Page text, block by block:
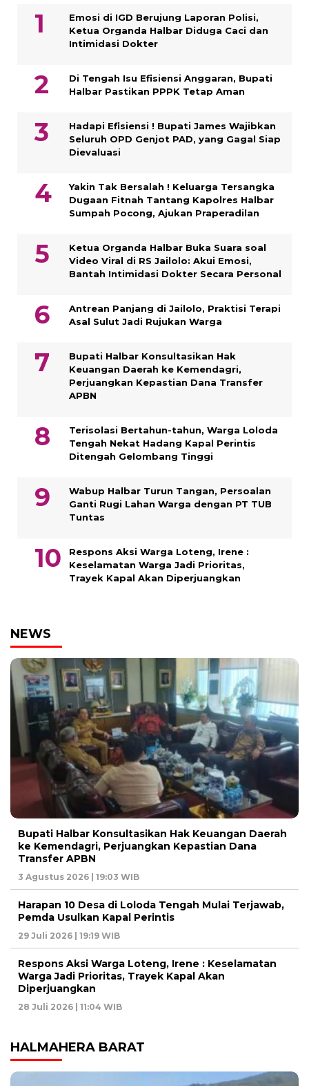
Emosi di IGD Berujung Laporan Polisi,
Ketua Organda Halbar Diduga Caci dan
Intimidasi Dokter
Di Tengah Isu Efisiensi Anggaran, Bupati
Halbar Pastikan PPPK Tetap Aman
Hadapi Efisiensi ! Bupati James Wajibkan
Seluruh OPD Genjot PAD, yang Gagal Siap
Dievaluasi
Yakin Tak Bersalah ! Keluarga Tersangka
Dugaan Fitnah Tantang Kapolres Halbar
Sumpah Pocong, Ajukan Praperadilan
Ketua Organda Halbar Buka Suara soal
Video Viral di RS Jailolo: Akui Emosi,
Bantah Intimidasi Dokter Secara Personal
Antrean Panjang di Jailolo, Praktisi Terapi
Asal Sulut Jadi Rujukan Warga
Bupati Halbar Konsultasikan Hak
Keuangan Daerah ke Kemendagri,
Perjuangkan Kepastian Dana Transfer
APBN
Terisolasi Bertahun-tahun, Warga Loloda
Tengah Nekat Hadang Kapal Perintis
Ditengah Gelombang Tinggi
Wabup Halbar Turun Tangan, Persoalan
Ganti Rugi Lahan Warga dengan PT TUB
Tuntas
Respons Aksi Warga Loteng, Irene :
Keselamatan Warga Jadi Prioritas,
Trayek Kapal Akan Diperjuangkan
NEWS
Bupati Halbar Konsultasikan Hak Keuangan Daerah
ke Kemendagri, Perjuangkan Kepastian Dana
Transfer APBN
3 Agustus 2026 | 19:03 WIB
Harapan 10 Desa di Loloda Tengah Mulai Terjawab,
Pemda Usulkan Kapal Perintis
29 Juli 2026 | 19:19 WIB
Respons Aksi Warga Loteng, Irene : Keselamatan
Warga Jadi Prioritas, Trayek Kapal Akan
Diperjuangkan
28 Juli 2026 | 11:04 WIB
HALMAHERA BARAT